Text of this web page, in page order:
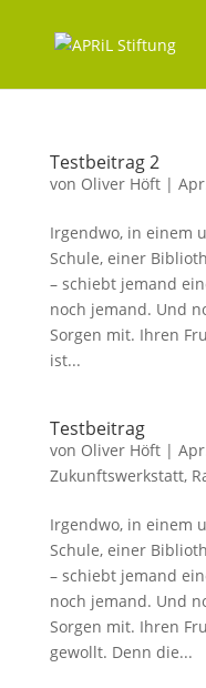
Testbeitrag 2
von Oliver Höft|
Irgendwo, in einem
Schule, einer
– schiebt jemand
noch jemand. Und
Sorgen mit. Ihren
ist...
Testbeitrag
von Oliver Höft|
Zukunftswerkstatt,
Irgendwo, in einem
Schule, einer
– schiebt jemand
noch jemand. Und
Sorgen mit. Ihren
gewollt. Denn die...